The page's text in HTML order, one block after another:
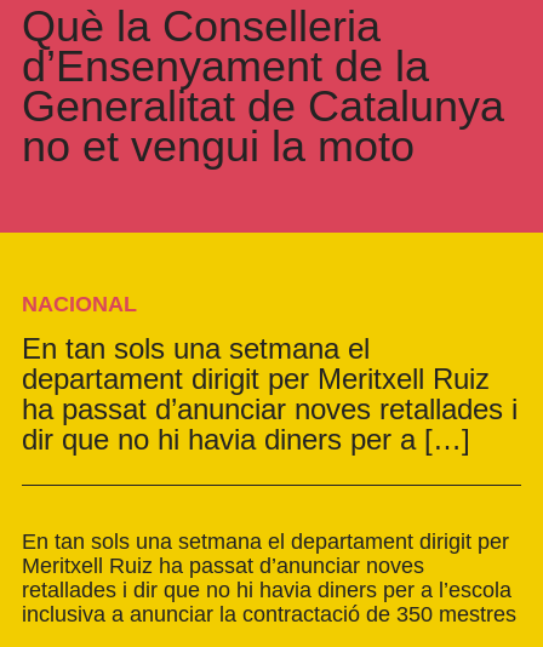
Què la Conselleria
d’Ensenyament de la
Generalitat de Catalunya
no et vengui la moto
NACIONAL
En tan sols una setmana el
departament dirigit per Meritxell Ruiz
ha passat d’anunciar noves retallades i
dir que no hi havia diners per a […]
En tan sols una setmana el departament dirigit per
Meritxell Ruiz ha passat d’anunciar noves
retallades i dir que no hi havia diners per a l’escola
inclusiva a anunciar la contractació de 350 mestres